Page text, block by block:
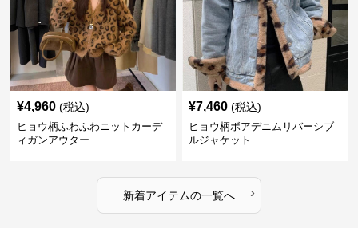
¥4,960 (税込)
ヒョウ柄ふわふわニットカーデ
ィガンアウター
¥7,460 (税込)
ヒョウ柄ボアデニムリバーシブ
ルジャケット
新着アイテムの一覧へ ›